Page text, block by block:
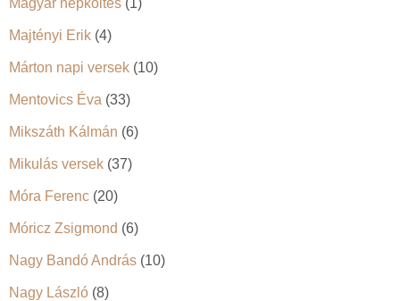
Majtényi Erik (4)
Márton napi versek (10)
Mentovics Éva (33)
Mikszáth Kálmán (6)
Mikulás versek (37)
Móra Ferenc (20)
Móricz Zsigmond (6)
Nagy Bandó András (10)
Nagy László (8)